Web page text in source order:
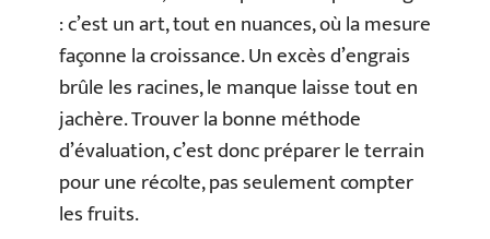
: c’est un art, tout en nuances, où la mesure
façonne la croissance. Un excès d’engrais
brûle les racines, le manque laisse tout en
jachère. Trouver la bonne méthode
d’évaluation, c’est donc préparer le terrain
pour une récolte, pas seulement compter
les fruits.